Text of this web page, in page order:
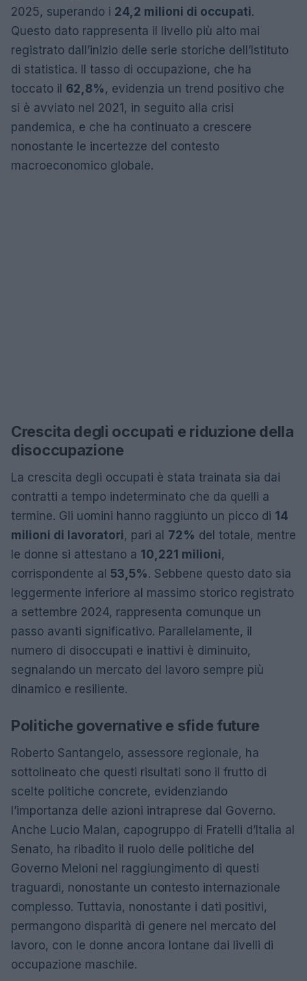
2025, superando i 24,2 milioni di occupati.
Questo dato rappresenta il livello più alto mai
registrato dall’inizio delle serie storiche dell’Istituto
di statistica. Il tasso di occupazione, che ha
toccato il 62,8% , evidenzia un trend positivo che
si è avviato nel 2021, in seguito alla crisi
pandemica, e che ha continuato a crescere
nonostante le incertezze del contesto
macroeconomico globale.
Crescita degli occupati e riduzione della
disoccupazione
La crescita degli occupati è stata trainata sia dai
contratti a tempo indeterminato che da quelli a
termine. Gli uomini hanno raggiunto un picco di 14
milioni di lavoratori, pari al 72% del totale, mentre
le donne si attestano a 10,221 milioni,
corrispondente al 53,5%. Sebbene questo dato sia
leggermente inferiore al massimo storico registrato
a settembre 2024, rappresenta comunque un
passo avanti significativo. Parallelamente, il
numero di disoccupati e inattivi è diminuito,
segnalando un mercato del lavoro sempre più
dinamico e resiliente.
Politiche governative e sfide future
Roberto Santangelo, assessore regionale, ha
sottolineato che questi risultati sono il frutto di
scelte politiche concrete, evidenziando
l’importanza delle azioni intraprese dal Governo.
Anche Lucio Malan, capogruppo di Fratelli d’Italia al
Senato, ha ribadito il ruolo delle politiche del
Governo Meloni nel raggiungimento di questi
traguardi, nonostante un contesto internazionale
complesso. Tuttavia, nonostante i dati positivi,
permangono disparità di genere nel mercato del
lavoro, con le donne ancora lontane dai livelli di
occupazione maschile.